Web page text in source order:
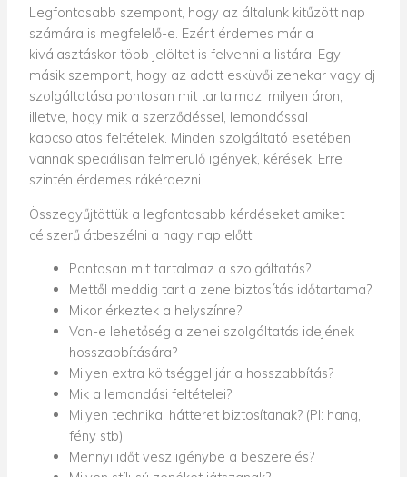
Legfontosabb szempont, hogy az általunk kitűzött nap
számára is megfelelő-e. Ezért érdemes már a
kiválasztáskor több jelöltet is felvenni a listára. Egy
másik szempont, hogy az adott esküvői zenekar vagy dj
szolgáltatása pontosan mit tartalmaz, milyen áron,
illetve, hogy mik a szerződéssel, lemondással
kapcsolatos feltételek. Minden szolgáltató esetében
vannak speciálisan felmerülő igények, kérések. Erre
szintén érdemes rákérdezni.
Összegyűjtöttük a legfontosabb kérdéseket amiket
célszerű átbeszélni a nagy nap előtt:
Pontosan mit tartalmaz a szolgáltatás?
Mettől meddig tart a zene biztosítás időtartama?
Mikor érkeztek a helyszínre?
Van-e lehetőség a zenei szolgáltatás idejének
hosszabbítására?
Milyen extra költséggel jár a hosszabbítás?
Mik a lemondási feltételei?
Milyen technikai hátteret biztosítanak? (Pl: hang,
fény stb)
Mennyi időt vesz igénybe a beszerelés?